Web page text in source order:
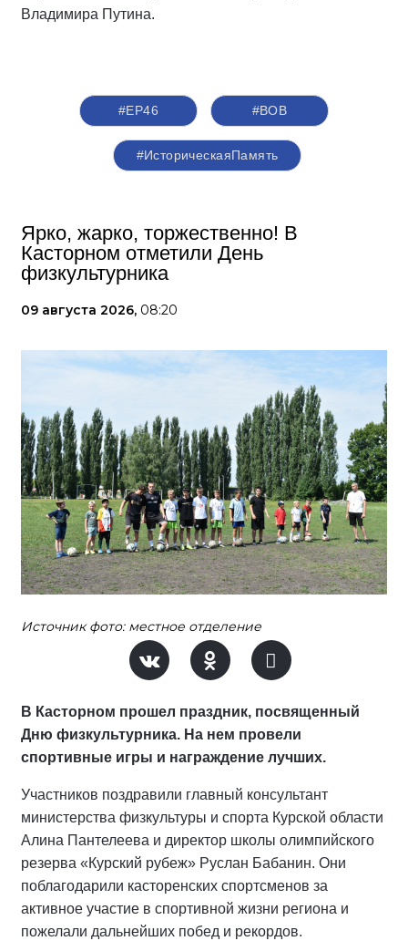
Владимира Путина.
#ЕР46 #ВОВ
#ИсторическаяПамять
Ярко, жарко, торжественно! В
Касторном отметили День
физкультурника
09 августа 2026, 08:20
Источник фото: местное отделение
В Касторном прошел праздник, посвященный
Дню физкультурника. На нем провели
спортивные игры и награждение лучших.
Участников поздравили главный консультант
министерства физкультуры и спорта Курской области
Алина Пантелеева и директор школы олимпийского
резерва «Курский рубеж» Руслан Бабанин. Они
поблагодарили касторенских спортсменов за
активное участие в спортивной жизни региона и
пожелали дальнейших побед и рекордов.